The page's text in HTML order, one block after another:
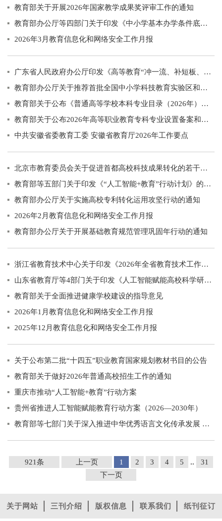
教育部关于开展2026年国家教学成果奖评审工作的通知
教育部办公厅等四部门关于印发《中小学基本办学条件底线要求》的通知
2026年3月教育信息化和网络安全工作月报
广东省人民政府办公厅印发《高等教育“冲一流、补短板、强特色”提升计划实施方案（2026—2030年）》
教育部办公厅关于推荐首批全国中小学科技教育实验区和实验校的通知
教育部关于公布《普通高等学校本科专业目录（2026年）》的通知
教育部关于公布2026年高等职业教育专科专业设置备案和审批结果的通知
中共安徽省委教育工委 安徽省教育厅2026年工作要点
北京市教育委员会关于促进首都高校科技成果转化的若干措施
教育部等五部门关于印发《“人工智能+教育”行动计划》的通知
教育部办公厅关于实施高校专利转化运用攻坚行动的通知
2026年2月教育信息化和网络安全工作月报
教育部办公厅关于开展基础教育规范管理巩固年行动的通知
浙江省教育技术中心关于印发《2026年全省教育技术工作要点》的通知
山东省教育厅等4部门关于印发《人工智能赋能高校科学研究高质量发展的若干措施》的通知
教育部关于全面推进健康学校建设的指导意见
2026年1月教育信息化和网络安全工作月报
2025年12月教育信息化和网络安全工作月报
关于公布第二批“十四五”职业教育国家规划教材书目的公告
教育部关于做好2026年普通高校招生工作的通知
重庆市推动“人工智能+教育”行动方案
贵州省推进人工智能赋能教育行动方案（2026—2030年）
教育部等七部门关于深入推进中华优秀语言文化传承发展 提高全民语言文化素养的意见
921条 上一页 1 2 3 4 5 ..
31
下一页
关于网站 三刊介绍 版权信息 联系我们 纸刊征订